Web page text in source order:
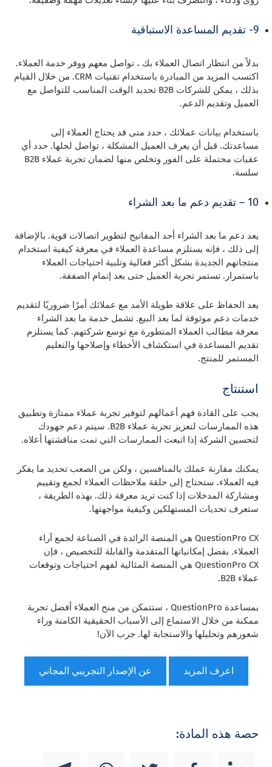
9- تقديم المساعدة الاستباقية
بدلاً من انتظار اتصال العملاء بك ، تواصل معهم ووفر خدمة العملاء.
اكتسب المزيد من المبادرة باستخدام تقنيات CRM. من خلال القيام
بذلك ، يمكن للشركات B2B تحديد الوقت المناسب للتواصل مع
العميل وتقديم الدعم.
باستخدام بيانات عملائك ، حدد متى قد يحتاج العملاء إلى
مساعدتك. قبل أن يعرف العميل المشكلة ، تواصل لحلها. حدد أي
عقبات محتملة على الفور وتخلص منها لضمان تجربة عملاء B2B
سلسة.
10 – تقديم دعم ما بعد الشراء
يعد دعم ما بعد الشراء أحد المفاتيح لتطوير اتصالات قوية. بالإضافة
إلى ذلك ، فإنه يستلزم مساعدة العملاء في معرفة كيفية استخدام
منتجاتهم الجديدة بشكل أكثر فعالية وتلبية احتياجات العملاء
باستمرار. تستمر تجربة العميل حتى بعد إتمام الصفقة.
يعد الحفاظ على علاقة طويلة الأمد مع عملائك أمرًا ضروريًا لتقديم
خدمات دعم موثوقة لما بعد البيع. تشمل خدمة ما بعد الشراء
معرفة مطالب العملاء المتطورة مع توسع شركتهم. كما يستلزم
تقديم المساعدة في استكشاف الأخطاء وإصلاحها والتعليم
المستمر للمنتج.
استنتاج
يجب على القادة فهم أعمالهم لتوفير تجربة عملاء ممتازة وتطبيق
هذه الممارسات لتعزيز تجربة عملاء B2B. سيتم دعم جهودك
لتحسين الشركة إذا اتبعت الممارسات التي تمت مناقشتها أعلاه.
يمكنك مقارنة عملك بالمنافسين ، ولكن من الصعب تحديد ما يفكر
فيه العملاء. ستحتاج إلى حلقة ملاحظات العملاء لجمع وتقييم
ومشاركة المدخلات إذا كنت تريد معرفة ذلك. بهذه الطريقة ،
ستعرف تحديات المستهلكين وكيفية مواجهتها.
QuestionPro CX هي المنصة الرائدة في الصناعة لجمع آراء
العملاء. بفضل إمكانياتها المتقدمة والقابلة للتخصيص ، فإن
QuestionPro CX هي المنصة المثالية لفهم احتياجات وتوقعات
عملاء B2B.
بمساعدة QuestionPro ، ستتمكن من منح العملاء أفضل تجربة
ممكنة من خلال الاستماع إلى الأسباب الحقيقية الكامنة وراء
شعورهم وتحليلها والاستجابة لها. جرب الآن!
اعرف المزيد عن الإصدار التجريبي المجاني
حصة هذه المادة: